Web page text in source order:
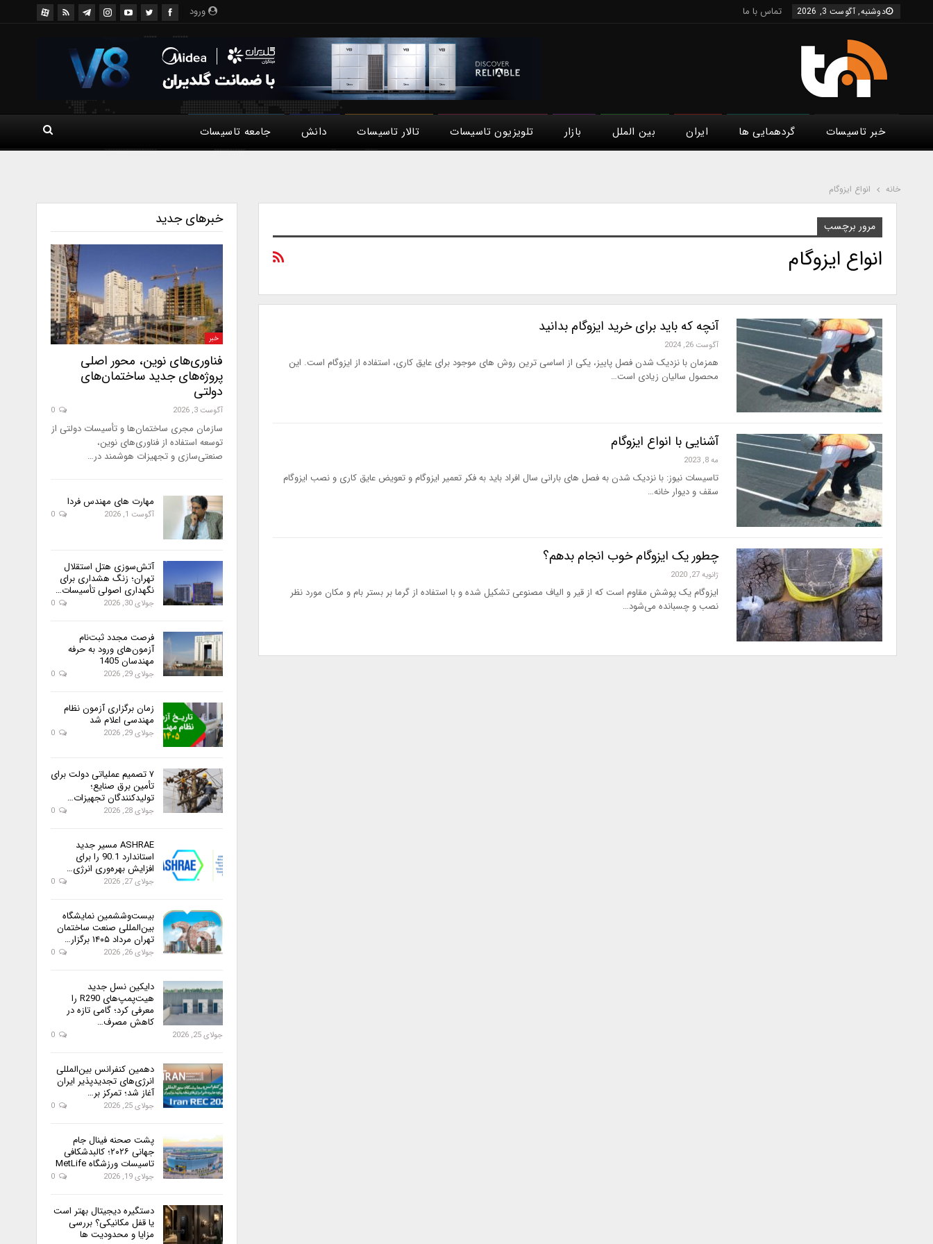
ورود دوشنبه, آگوست 3, 2026 تماس با ما
خبر تاسیسات گردهمایی ها ایران بین الملل بازار تلویزیون تاسیسات تالار تاسیسات دانش جامعه تاسیسات
خانه انواع ایزوگام
مرور برچسب
انواع ایزوگام
آنچه که باید برای خرید ایزوگام بدانید
آگوست 26, 2024
همزمان با نزدیک شدن فصل پاییز، یکی از اساسی ترین روش های موجود برای عایق کاری، استفاده از ایزوگام است. این
محصول سالیان زیادی است…
آشنایی با انواع ایزوگام
مه 8, 2023
تاسیسات نیوز: با نزدیک شدن به فصل های بارانی سال افراد باید به فکر تعمیر ایزوگام و تعویض عایق کاری و نصب ایزوگام
سقف و دیوار خانه…
چطور یک ایزوگام خوب انجام بدهم؟
ژانویه 27, 2020
ایزوگام یک پوشش مقاوم است که از قیر و الیاف مصنوعی تشکیل شده و با استفاده از گرما بر بستر بام و مکان مورد نظر
نصب و چسبانده می‌شود…
خبرهای جدید
خبر
فناوری‌های نوین، محور اصلی
پروژه‌های جدید ساختمان‌های
دولتی
آگوست 3, 2026
سازمان مجری ساختمان‌ها و تأسیسات دولتی از
توسعه استفاده از فناوری‌های نوین،
صنعتی‌سازی و تجهیزات هوشمند در…
مهارت های مهندس فردا
آگوست 1, 2026
آتش‌سوزی هتل استقلال
تهران؛ زنگ هشداری برای
نگهداری اصولی تأسیسات…
جولای 30, 2026
فرصت مجدد ثبت‌نام
آزمون‌های ورود به حرفه
مهندسان 1405
جولای 29, 2026
زمان برگزاری آزمون نظام
مهندسی اعلام شد
جولای 29, 2026
۷ تصمیم عملیاتی دولت برای
تأمین برق صنایع؛
تولیدکنندگان تجهیزات…
جولای 28, 2026
ASHRAE مسیر جدید
استاندارد 90.1 را برای
افزایش بهره‌وری انرژی…
جولای 27, 2026
بیست‌وششمین نمایشگاه
بین‌المللی صنعت ساختمان
تهران مرداد ۱۴۰۵ برگزار…
جولای 26, 2026
دایکین نسل جدید
هیت‌پمپ‌های R290 را
معرفی کرد؛ گامی تازه در
کاهش مصرف…
جولای 25, 2026
دهمین کنفرانس بین‌المللی
انرژی‌های تجدیدپذیر ایران
آغاز شد؛ تمرکز بر…
جولای 25, 2026
پشت صحنه فینال جام
جهانی ۲۰۲۶؛ کالبدشکافی
تاسیسات ورزشگاه MetLife
جولای 19, 2026
دستگیره دیجیتال بهتر است
یا قفل مکانیکی؟ بررسی
مزایا و محدودیت ها